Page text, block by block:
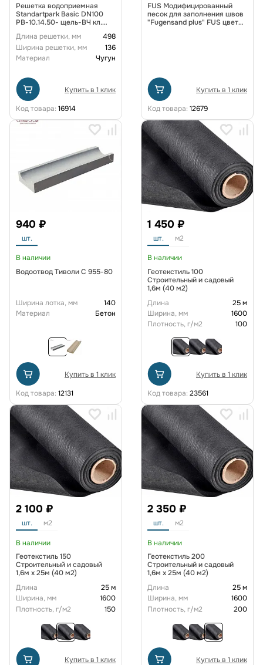
Решетка водоприемная
Standartpark Basic DN100
РВ-10.14.50- щель-ВЧ кл.
Длина решетки, мм
498
Ширина решетки, мм
136
Материал
Чугун
Купить в 1 клик
Код товара: 16914
FUS Модифицированный
песок для заполнения швов
"Fugensand plus" FUS цвет
Купить в 1 клик
Код товара: 12679
940 ₽
шт.
В наличии
Водоотвод Тиволи С 955-80
Ширина лотка, мм
140
Материал
Бетон
Купить в 1 клик
Код товара: 12131
1 450 ₽
шт. м2
В наличии
Геотекстиль 100
Строительный и садовый
1,6м (40 м2)
Длина
25 м
Ширина, мм
1600
Плотность, г/м2
100
Купить в 1 клик
Код товара: 23561
2 100 ₽
шт. м2
В наличии
Геотекстиль 150
Строительный и садовый
1,6м x 25м (40 м2)
Длина
25 м
Ширина, мм
1600
Плотность, г/м2
150
Купить в 1 клик
2 350 ₽
шт. м2
В наличии
Геотекстиль 200
Строительный и садовый
1,6м x 25м (40 м2)
Длина
25 м
Ширина, мм
1600
Плотность, г/м2
200
Купить в 1 клик